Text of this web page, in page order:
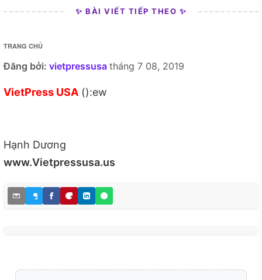
✨ BÀI VIẾT TIẾP THEO ✨
TRANG CHỦ
Đăng bởi: vietpressusa tháng 7 08, 2019
VietPress USA ():ew
Hạnh Dương
www.Vietpressusa.us